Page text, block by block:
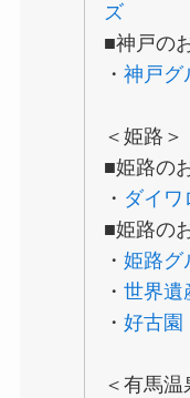
ズ
■神戸の
・神戸グ
＜姫路＞
■姫路の
・ ダイワ
■姫路の
・姫路グ
・世界遺
・好古園
＜有馬温